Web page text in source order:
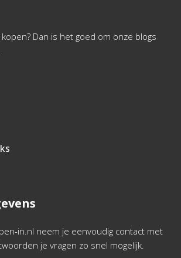
Dan is het goed om onze blogs
in.nl neem je eenvoudig contact met
je vragen zo snel mogelijk.